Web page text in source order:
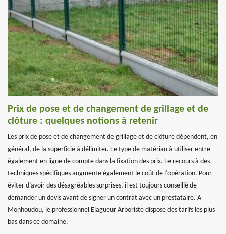
Prix de pose et de changement de grillage et de
clôture : quelques notions à retenir
Les prix de pose et de changement de grillage et de clôture dépendent, en
général, de la superficie à délimiter. Le type de matériau à utiliser entre
également en ligne de compte dans la fixation des prix. Le recours à des
techniques spécifiques augmente également le coût de l’opération. Pour
éviter d’avoir des désagréables surprises, il est toujours conseillé de
demander un devis avant de signer un contrat avec un prestataire. A
Monhoudou, le professionnel Elagueur Arboriste dispose des tarifs les plus
bas dans ce domaine.